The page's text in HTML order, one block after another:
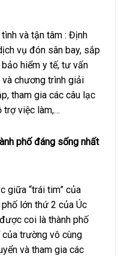
và tận tâm : Định
vụ đón sân bay, sắp
hiểm y tế, tư vấn
và chương trình giải
tham gia các câu lạc
trợ việc làm,…
phố đáng sống nhất
giữa “trái tim” của
lớn thứ 2 của Úc
coi là thành phố
trường vô cùng
và tham gia các